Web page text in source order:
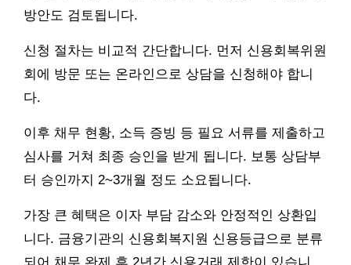
방안도 검토됩니다.
신청 절차는 비교적 간단합니다. 먼저 신용회복위원
회에 방문 또는 온라인으로 상담을 신청해야 합니
다.
이후 채무 현황, 소득 증빙 등 필요 서류를 제출하고
심사를 거쳐 최종 승인을 받게 됩니다. 보통 상담부
터 승인까지 2~3개월 정도 소요됩니다.
가장 큰 혜택은 이자 부담 감소와 안정적인 상환입
니다. 금융기관의 신용회복지원 신용등급으로 분류